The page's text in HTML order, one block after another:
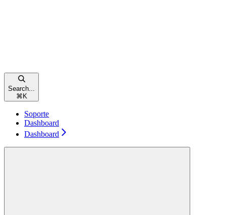
Search...
⌘ K
Soporte
Dashboard
Dashboard